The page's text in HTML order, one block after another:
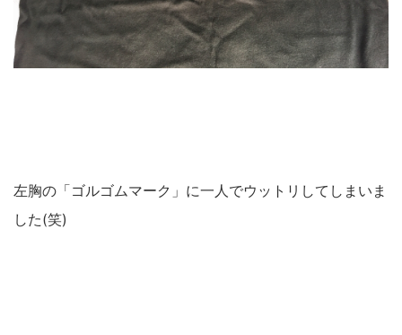
左胸の「ゴルゴムマーク」に一人でウットリしてしまいま
した(笑)